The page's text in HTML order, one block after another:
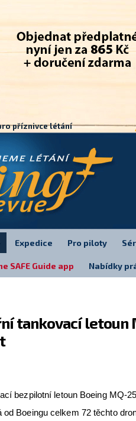
tankovací letoun
bezpilotní letoun Boeing MQ-
Boeingu celkem 72 těchto
příznivce létání
Expedice Pro piloty
SAFE Guide app Nabídky